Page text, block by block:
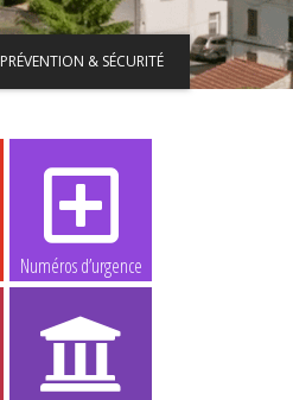
PRÉVENTION & SÉCURITÉ
Numéros d’urgence